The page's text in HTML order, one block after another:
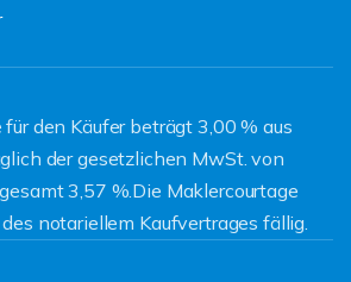
den Käufer beträgt 3,00 % aus
der gesetzlichen MwSt. von
3,57 %.Die Maklercourtage
notariellem Kaufvertrages fällig.